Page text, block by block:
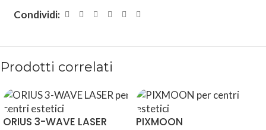
Condividi:
Prodotti correlati
ORIUS 3-WAVE LASER PIXMOON